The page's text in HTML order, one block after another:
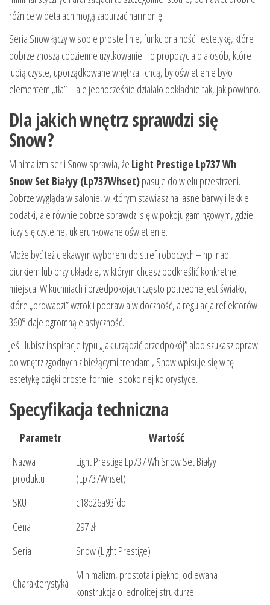
różnice w detalach mogą zaburzać harmonię.
Seria Snow łączy w sobie proste linie, funkcjonalność i estetykę, które
dobrze znoszą codzienne użytkowanie. To propozycja dla osób, które
lubią czyste, uporządkowane wnętrza i chcą, by oświetlenie było
elementem „tła” – ale jednocześnie działało dokładnie tak, jak powinno.
Dla jakich wnętrz sprawdzi się
Snow?
Minimalizm serii Snow sprawia, że Light Prestige Lp737 Wh
Snow Set Białyy (Lp737Whset)pasuje do wielu przestrzeni.
Dobrze wygląda w salonie, w którym stawiasz na jasne barwy i lekkie
dodatki, ale równie dobrze sprawdzi się w pokoju gamingowym, gdzie
liczy się czytelne, ukierunkowane oświetlenie.
Może być też ciekawym wyborem do stref roboczych – np. nad
biurkiem lub przy układzie, w którym chcesz podkreślić konkretne
miejsca. W kuchniach i przedpokojach często potrzebne jest światło,
które „prowadzi” wzrok i poprawia widoczność, a regulacja reflektorów
360° daje ogromną elastyczność.
Jeśli lubisz inspiracje typu „jak urządzić przedpokój” albo szukasz opraw
do wnętrz zgodnych z bieżącymi trendami, Snow wpisuje się w tę
estetykę dzięki prostej formie i spokojnej kolorystyce.
Specyfikacja techniczna
Parametr
Wartość
Nazwa
produktu
Light Prestige Lp737 Wh Snow Set Białyy
(Lp737Whset)
SKU
c18b26a93fdd
Cena
297 zł
Seria
Snow (Light Prestige)
Charakterystyka
Minimalizm, prostota i piękno; odlewana
konstrukcja o jednolitej strukturze